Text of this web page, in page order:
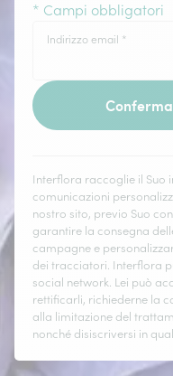
* Campi obbligatori
Indirizzo email *
Interflora raccoglie il Suo
comunicazioni
nostro sito, previo Suo
garantire la consegna
campagne e
dei tracciatori. Interflora
social network. Lei può
rettificarli, richiederne la
alla limitazione del
nonché disiscriversi in